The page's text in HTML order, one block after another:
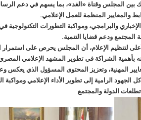
بين المجلس وقناة «الغد»، بما يسهم في دعم
والمعايير المنظمة للعمل الإعلامي.
والبرامجي، ومواكبة التطورات التكنولوجية
المجتمع ودعم قضايا التنمية.
لتنظيم الإعلام، أن المجلس يحرص على استمرار
بأهمية الشراكة في تطوير المشهد الإعلامي
المهنية، وتعزيز المحتوى المسؤول الذي يعكس
الرامية إلى تطوير الأداء الإعلامي ومواكبة
الدولة والمجتمع